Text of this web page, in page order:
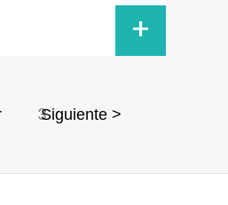
+
3Siguiente >